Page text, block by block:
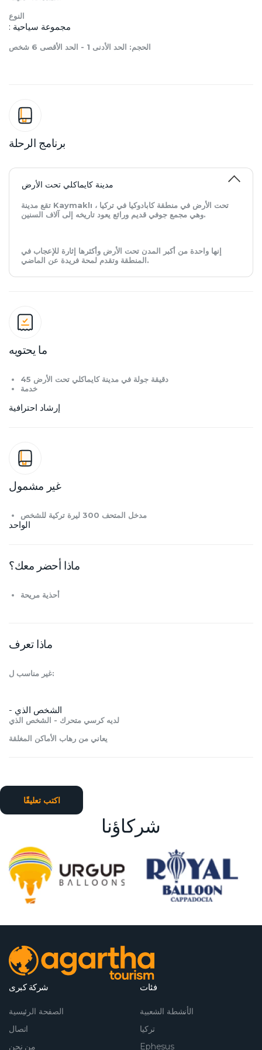
النوع
الحجم: الحد الأدنى 1 - الحد الأقصى 6 شخص
برنامج الرحلة
مدينة كايماكلي تحت الأرض
تقع مدينة Kaymaklı تحت الأرض في منطقة كابادوكيا في تركيا ،
وهي مجمع جوفي قديم ورائع يعود تاريخه إلى آلاف السنين.
إنها واحدة من أكبر المدن تحت الأرض وأكثرها إثارة للإعجاب في
المنطقة وتقدم لمحة فريدة عن الماضي.
ما يحتويه
45 دقيقة جولة في مدينة كايماكلي تحت الأرض
خدمة
إرشاد احترافية
غير مشمول
مدخل المتحف 300 ليرة تركية للشخص
الواحد
ماذا أحضر معك؟
أحذية مريحة
ماذا تعرف
غير مناسب ل:
- الشخص الذي
لديه كرسي متحرك - الشخص الذي
يعاني من رهاب الأماكن المغلقة
اكتب تعليقًا
شركاؤنا
شركة كبرى
الصفحة الرئيسية
اتصال
من نحن
فئات
الأنشطة الشعبية
تركيا
Ephesus